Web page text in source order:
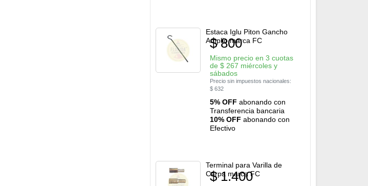
Estaca Iglu Piton Gancho
Amplio marca FC
$800
Mismo precio en 3 cuotas
de $267 miércoles y
sábados
Precio sin impuestos nacionales:
$632
5% OFF abonando con
Transferencia bancaria
10% OFF abonando con
Efectivo
Terminal para Varilla de
Carpa marca FC
$1.400